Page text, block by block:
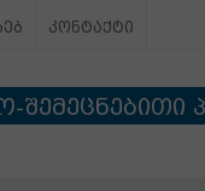
კონტაქტი
შემეცნებითი